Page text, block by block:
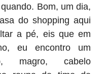
Bom, um dia,
do shopping aqui
a pé, eis que em
eu encontro um
magro, cabelo